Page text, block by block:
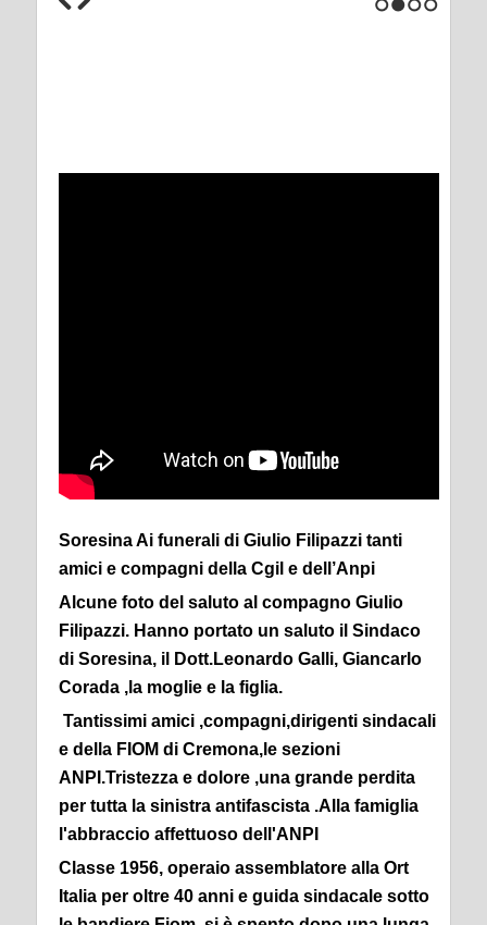
Soresina Ai funerali di Giulio Filipazzi tanti
amici e compagni della Cgil e dell’Anpi
Alcune foto del saluto al compagno Giulio
Filipazzi. Hanno portato un saluto il Sindaco
di Soresina, il Dott.Leonardo Galli, Giancarlo
Corada ,la moglie e la figlia.
Tantissimi amici ,compagni,dirigenti sindacali
e della FIOM di Cremona,le sezioni
ANPI.Tristezza e dolore ,una grande perdita
per tutta la sinistra antifascista .Alla famiglia
l'abbraccio affettuoso dell'ANPI
Classe 1956, operaio assemblatore alla Ort
Italia per oltre 40 anni e guida sindacale sotto